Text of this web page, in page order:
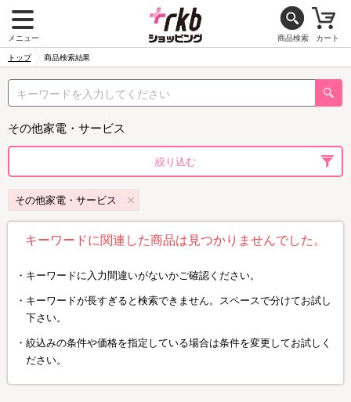
メニュー 商品検索 カート
トップ 商品検索結果
その他家電・サービス
絞り込む
その他家電・サービス
キーワードに関連した商品は見つかりませんでした。
キーワードに入力間違いがないかご確認ください。
キーワードが長すぎると検索できません。スペースで分けてお試し
下さい。
絞込みの条件や価格を指定している場合は条件を変更してお試しく
ださい。